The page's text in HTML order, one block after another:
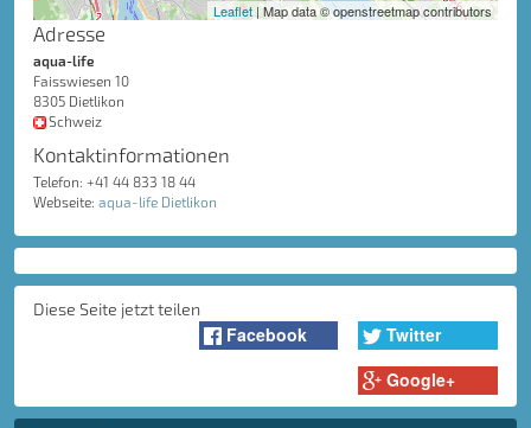
Leaflet | Map data © openstreetmap contributors
Adresse
aqua-life
Faisswiesen 10
8305 Dietlikon
Schweiz
Kontaktinformationen
Telefon: +41 44 833 18 44
Webseite: aqua-life Dietlikon
Diese Seite jetzt teilen
Facebook
Twitter
Google+